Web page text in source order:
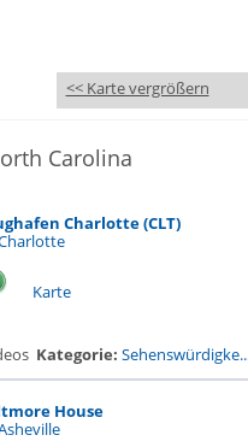
<< Karte vergrößern
Carolina
Charlotte (CLT)
Karte
Kategorie:
House